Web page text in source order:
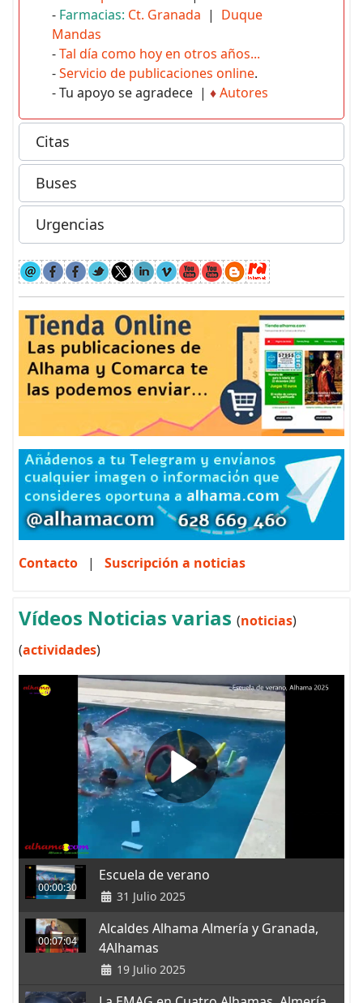
- Farmacias: Ct. Granada | Duque
Mandas
-Tal día como hoy en otros años...
-Servicio de publicaciones online.
- Tu apoyo se agradece | ♦Autores
Citas
Buses
Urgencias
Contacto | Suscripción a noticias
Vídeos Noticias varias (noticias)
(actividades)
00:00:30
Escuela de verano
31 Julio 2025
00:07:04
Alcaldes Alhama Almería y Granada,
4Alhamas
19 Julio 2025